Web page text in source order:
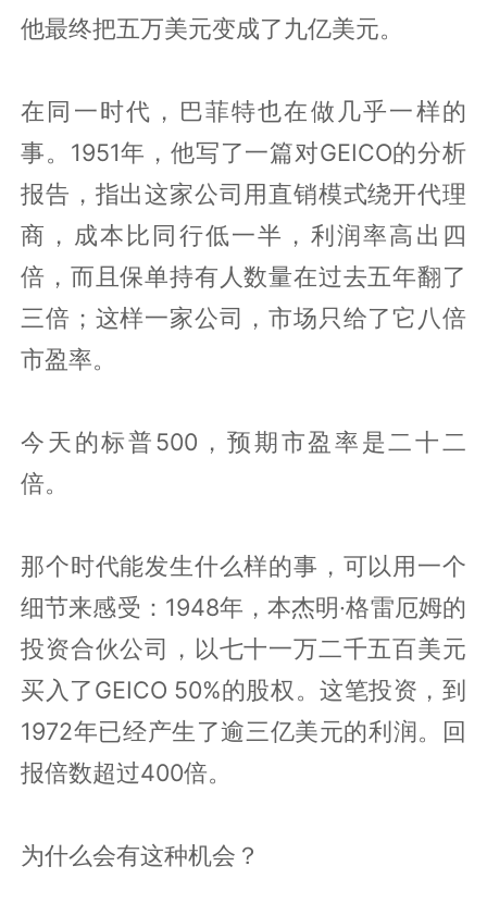
他最终把五万美元变成了九亿美元。
在同一时代，巴菲特也在做几乎一样的
事。1951年，他写了一篇对GEICO的分析
报告，指出这家公司用直销模式绕开代理
商，成本比同行低一半，利润率高出四
倍，而且保单持有人数量在过去五年翻了
三倍；这样一家公司，市场只给了它八倍
市盈率。
今天的标普500，预期市盈率是二十二
倍。
那个时代能发生什么样的事，可以用一个
细节来感受：1948年，本杰明·格雷厄姆的
投资合伙公司，以七十一万二千五百美元
买入了GEICO 50%的股权。这笔投资，到
1972年已经产生了逾三亿美元的利润。回
报倍数超过400倍。
为什么会有这种机会？